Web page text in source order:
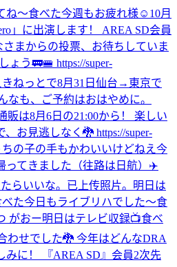
ね〜食べた今週もお疲れ様☺️ 10月
」に出演します！ AREA SD会員
まからの投票、お待ちしていま
う🚃🚝 https://super-
きねっとで8月31日仙台→東京で
なも、ご予約はおはやめに。
販は8月6日の21:00から！ 楽しい
お見逃しなく🐉 https://super-
の子の手もかわいいけどねえ 今
ってきました（往路は日航）✈️
らいいな。 已上传照片。 明日は
た今日もライブリハでした〜食
がおー明日はテレビ収録📺食べ
わせでした🐉 今年はどんなDRA
に！ 『AREA SD』会員2次先